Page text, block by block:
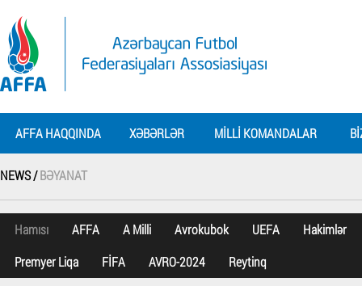
AFFA HAQQINDA XƏBƏRLƏR MILLI KOMANDALAR
NEWS /BƏYANAT
Hamısı AFFA A Milli Avrokubok UEFA
Hakimlər
Premyer Liqa
FİFA AVRO-2024 Reytinq